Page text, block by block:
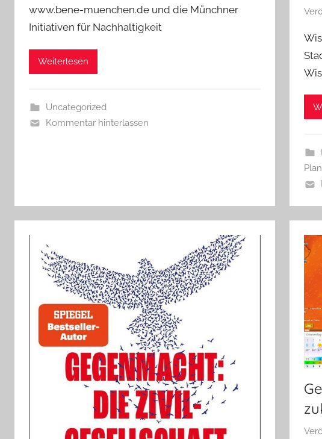
www.bene-muenchen.de und die Münchner
Initiativen für Nachhaltigkeit
Weiterlesen
Uncategorized
Kommentar hinterlassen